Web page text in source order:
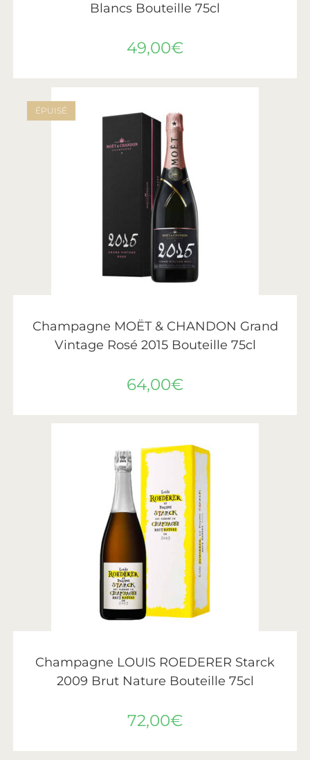
Blancs Bouteille 75cl
49,00€
ÉPUISÉ
Champagne MOËT & CHANDON Grand
Vintage Rosé 2015 Bouteille 75cl
64,00€
Champagne LOUIS ROEDERER Starck
2009 Brut Nature Bouteille 75cl
72,00€